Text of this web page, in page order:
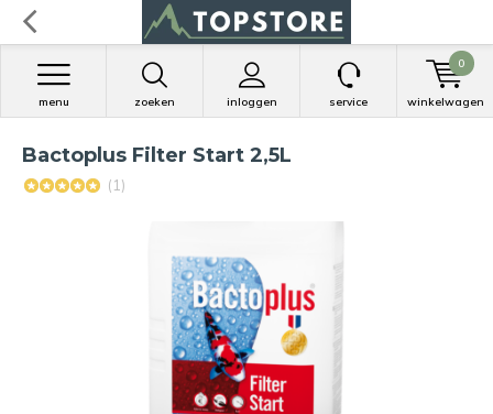
zoeken inloggen
menu service winkelwagen
0
Bactoplus Filter Start 2,5L
(1)